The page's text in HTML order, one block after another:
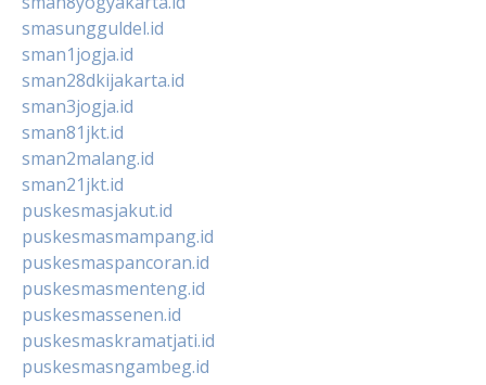
smasungguldel.id
sman1jogja.id
sman28dkijakarta.id
sman3jogja.id
sman81jkt.id
sman2malang.id
sman21jkt.id
puskesmasjakut.id
puskesmasmampang.id
puskesmaspancoran.id
puskesmasmenteng.id
puskesmassenen.id
puskesmaskramatjati.id
puskesmasngambeg.id